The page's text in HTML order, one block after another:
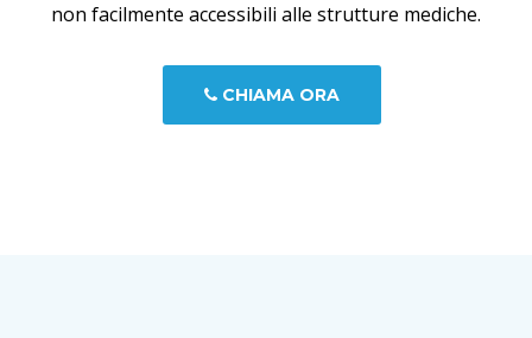
non facilmente accessibili alle strutture mediche.
CHIAMA ORA